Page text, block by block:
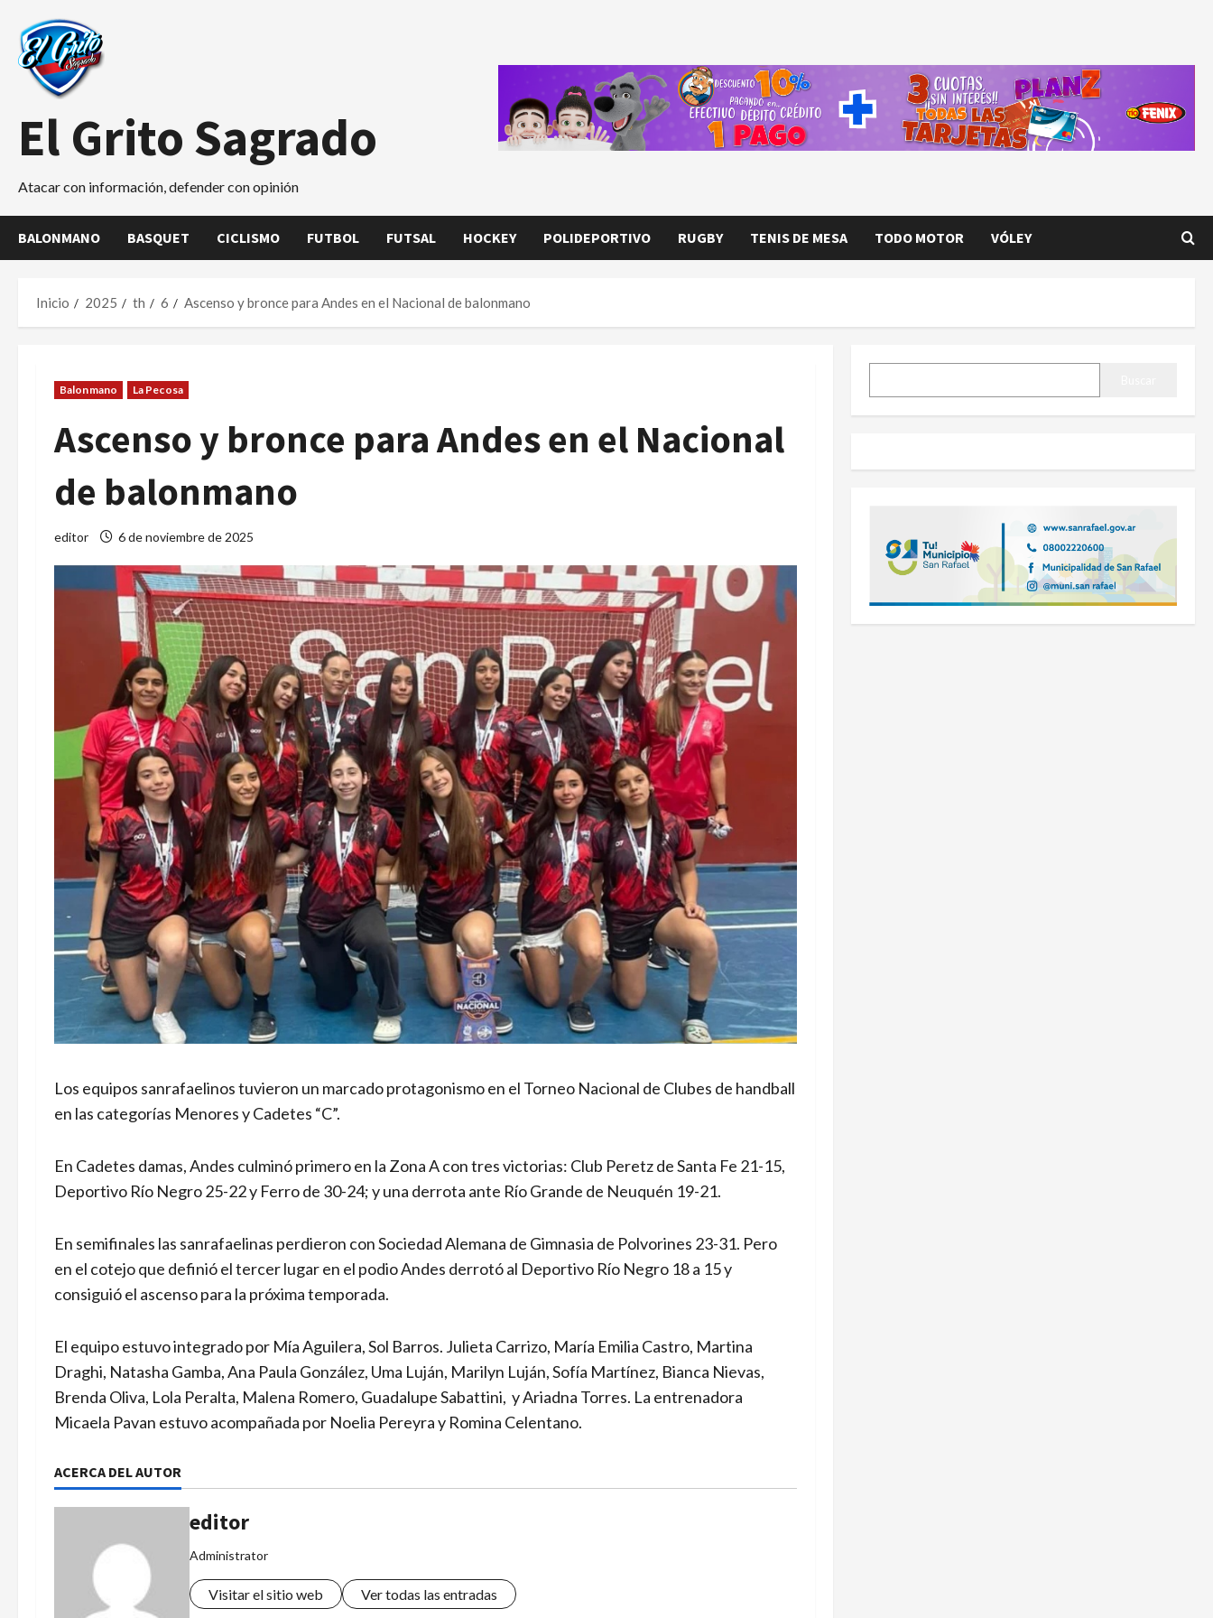
contenido
El Grito Sagrado
Atacar con información, defender con opinión
BALONMANO BASQUET CICLISMO FUTBOL FUTSAL HOCKEY POLIDEPORTIVO RUGBY TENIS DE MESA TODO MOTOR VÓLEY
Inicio 2025 th 6 Ascenso y bronce para Andes en el Nacional de balonmano
Balonmano La Pecosa
Ascenso y bronce para Andes en el Nacional
de balonmano
editor 6 de noviembre de 2025
Los equipos sanrafaelinos tuvieron un marcado protagonismo en el Torneo Nacional de Clubes de handball
en las categorías Menores y Cadetes “C”.
En Cadetes damas, Andes culminó primero en la Zona A con tres victorias: Club Peretz de Santa Fe 21-15,
Deportivo Río Negro 25-22 y Ferro de 30-24; y una derrota ante Río Grande de Neuquén 19-21.
En semifinales las sanrafaelinas perdieron con Sociedad Alemana de Gimnasia de Polvorines 23-31. Pero
en el cotejo que definió el tercer lugar en el podio Andes derrotó al Deportivo Río Negro 18 a 15 y
consiguió el ascenso para la próxima temporada.
El equipo estuvo integrado por Mía Aguilera, Sol Barros. Julieta Carrizo, María Emilia Castro, Martina
Draghi, Natasha Gamba, Ana Paula González, Uma Luján, Marilyn Luján, Sofía Martínez, Bianca Nievas,
Brenda Oliva, Lola Peralta, Malena Romero, Guadalupe Sabattini, y Ariadna Torres. La entrenadora
Micaela Pavan estuvo acompañada por Noelia Pereyra y Romina Celentano.
ACERCA DEL AUTOR
editor
Administrator
Visitar el sitio web Ver todas las entradas